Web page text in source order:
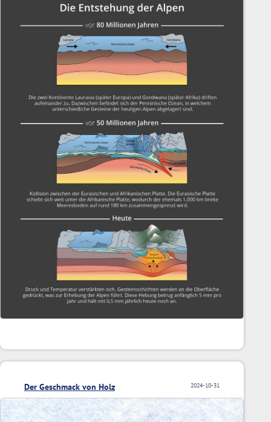
2024-10-31
Der Geschmack von Holz